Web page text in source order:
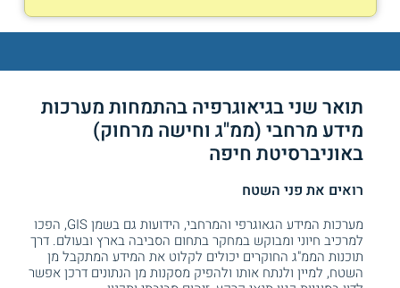
תואר שני בגיאוגרפיה בהתמחות מערכות
מידע מרחבי (ממ"ג וחישה מרחוק)
באוניברסיטת חיפה
רואים את פני השטח
מערכות המידע הגאוגרפי והמרחבי, הידועות גם בשמן GIS, הפכו
למרכיב חיוני ומבוקש במחקר בתחום הסביבה בארץ ובעולם. דרך
תוכנות הממ"ג החוקרים יכולים לקלוט את המידע המתקבל מן
השטח, למיין ולנתח אותו ולהפיק מסקנות מן הנתונים דרכן אפשר